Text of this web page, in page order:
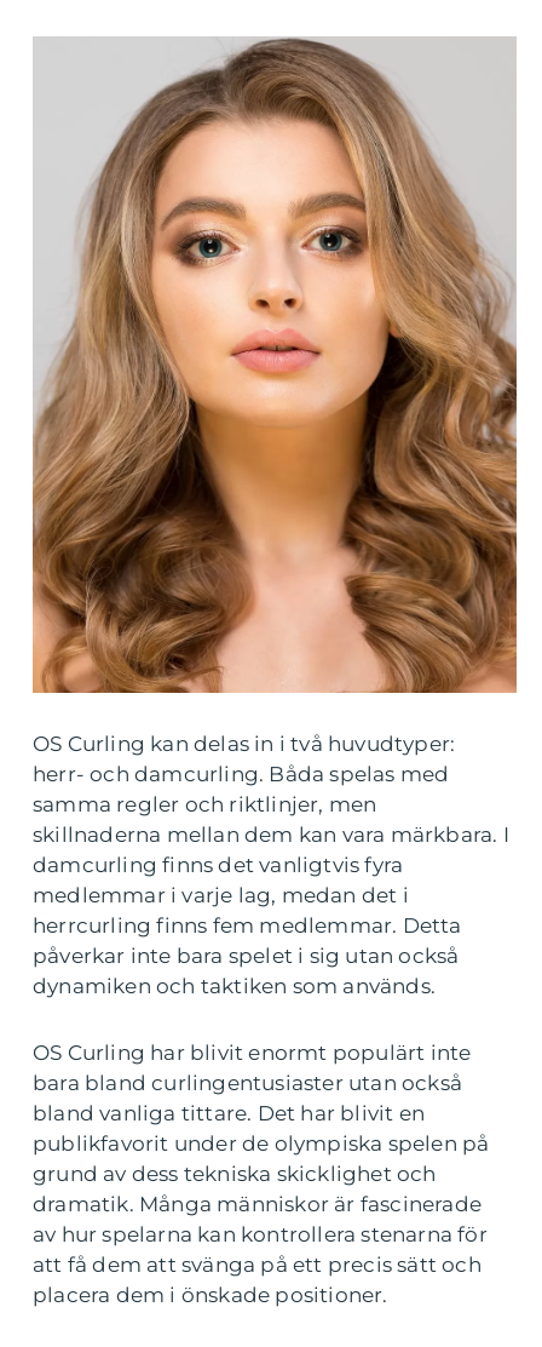
OS Curling kan delas in i två huvudtyper:
herr- och damcurling. Båda spelas med
samma regler och riktlinjer, men
skillnaderna mellan dem kan vara märkbara. I
damcurling finns det vanligtvis fyra
medlemmar i varje lag, medan det i
herrcurling finns fem medlemmar. Detta
påverkar inte bara spelet i sig utan också
dynamiken och taktiken som används.
OS Curling har blivit enormt populärt inte
bara bland curlingentusiaster utan också
bland vanliga tittare. Det har blivit en
publikfavorit under de olympiska spelen på
grund av dess tekniska skicklighet och
dramatik. Många människor är fascinerade
av hur spelarna kan kontrollera stenarna för
att få dem att svänga på ett precis sätt och
placera dem i önskade positioner.